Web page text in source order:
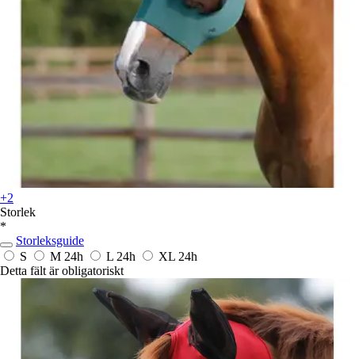
+2
Storlek
*
Storleksguide
S
M 24h L 24h XL 24h
Detta fält är obligatoriskt